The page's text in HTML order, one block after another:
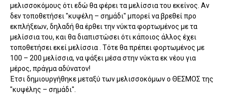
μελισσοκόμους ότι εδώ θα φέρει τα μελίσσια του εκείνος. Αν
δεν τοποθετήσει "κυψέλη – σημάδι" μπορεί να βρεθεί προ
εκπλήξεων, δηλαδή θα έρθει την νύκτα φορτωμένος με τα
μελίσσια του, και θα διαπιστώσει ότι κάποιος άλλος έχει
τοποθετήσει εκεί μελίσσια . Τότε θα πρέπει φορτωμένος με
100 – 200 μελίσσια, να ψάξει μέσα στην νύκτα εκ νέου για
μέρος, πράγμα αδύνατον!
Έτσι δημιουργήθηκε μεταξύ των μελισσοκόμων ο ΘΕΣΜΟΣ της
"κυψέλης – σημάδι".